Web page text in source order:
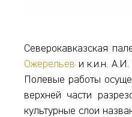
Северокавказская
Ожерельев и к.и.н.
Полевые работы
верхней части
культурные слои